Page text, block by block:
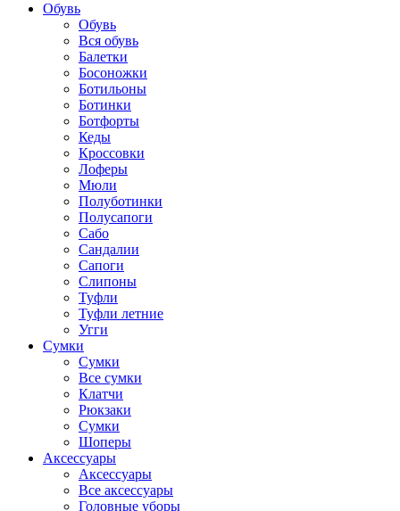
Обувь
Обувь
Вся обувь
Балетки
Босоножки
Ботильоны
Ботинки
Ботфорты
Кеды
Кроссовки
Лоферы
Мюли
Полуботинки
Полусапоги
Сабо
Сандалии
Сапоги
Слипоны
Туфли
Туфли летние
Угги
Сумки
Сумки
Все сумки
Клатчи
Рюкзаки
Сумки
Шоперы
Аксессуары
Аксессуары
Все аксессуары
Головные уборы